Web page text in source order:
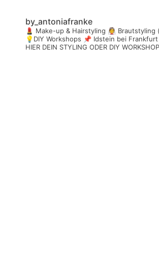
by_antoniafranke
💄 Make-up & Hairstyling 👰 Brautstyling
💡DIY Workshops 📌 Idstein bei
HIER DEIN STYLING ODER DIY WORKSHOP